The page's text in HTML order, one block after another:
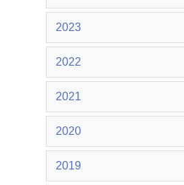
2023
2022
2021
2020
2019